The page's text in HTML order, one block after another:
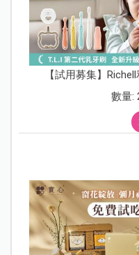
【試用募集】
數量: